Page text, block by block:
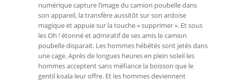
numérique capture l’image du camion poubelle dans
son appareil, la transfère aussitôt sur son ardoise
magique et appuie sur la touche « supprimer ». Et sous
les Oh ! étonné et admiratif de ses amis le camion
poubelle disparait. Les hommes hébétés sont jetés dans
une cage. Après de longues heures en plein soleil les
hommes acceptent sans méfiance la boisson que le
gentil koala leur offre. Et les hommes deviennent